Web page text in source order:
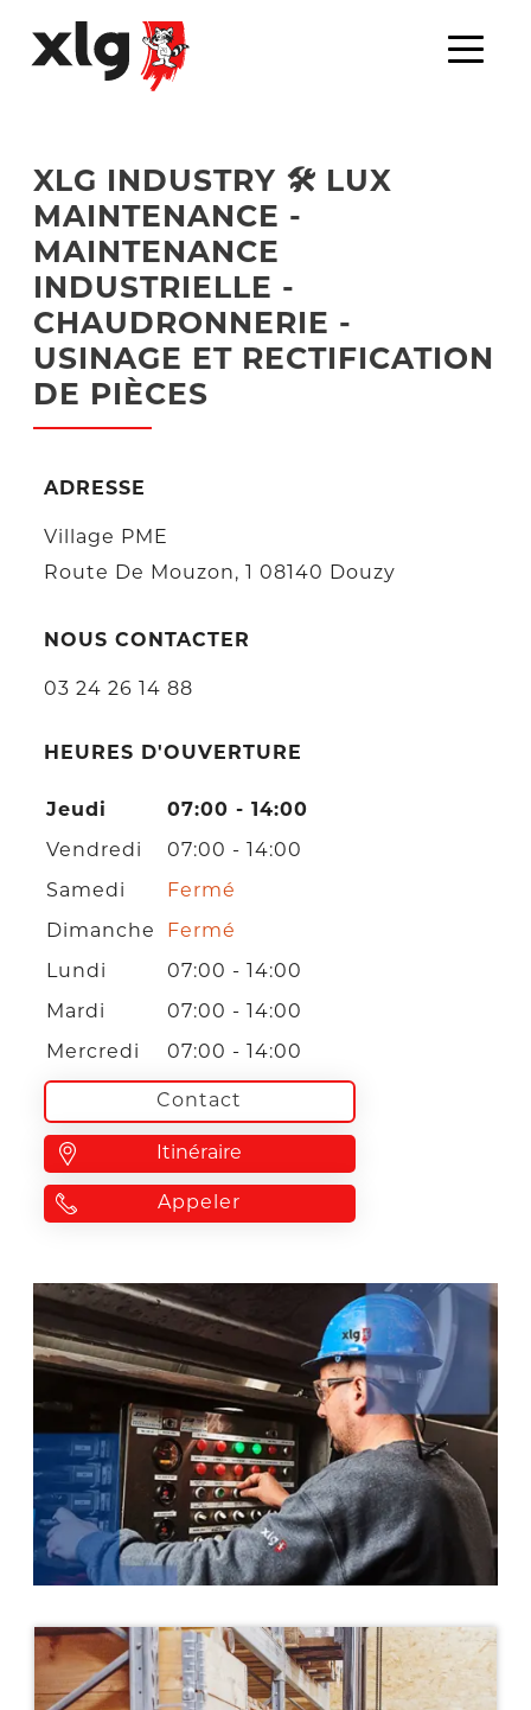
XLG INDUSTRY 🛠️ LUX
MAINTENANCE -
MAINTENANCE
INDUSTRIELLE -
CHAUDRONNERIE -
USINAGE ET RECTIFICATION
DE PIÈCES
ADRESSE
Village PME
Route De Mouzon, 1 08140 Douzy
NOUS CONTACTER
03 24 26 14 88
HEURES D'OUVERTURE
Jeudi 07:00 - 14:00
Vendredi 07:00 - 14:00
Samedi Fermé
Dimanche Fermé
Lundi 07:00 - 14:00
Mardi 07:00 - 14:00
Mercredi 07:00 - 14:00
Contact
Itinéraire
Appeler